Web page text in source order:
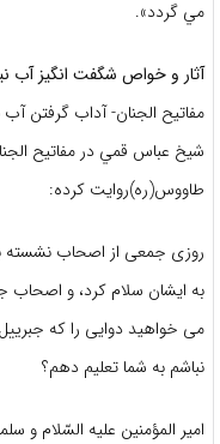
مي گردد».
آثار و خواص شگفت انگيز آب
مفاتيح الجنان- آداب گرفتن
شيخ عباس قمي در مفاتيح
طاووس(ره)روايت‏ كرده:
روزى جمعى از اصحاب نشسته
به ايشان سلام كرد، و اصحاب
می خواهيد دوايى را كه
نباشم به شما تعليم دهم؟
امير المؤمنين عليه السّلام‏ و